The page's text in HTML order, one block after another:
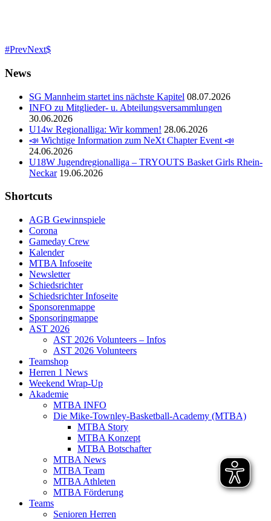
PrevNext
News
SG Mannheim startet ins nächste Kapitel 08.07.2026
INFO zu Mitglieder- u. Abteilungsversammlungen
30.06.2026
U14w Regionalliga: Wir kommen! 28.06.2026
📣 Wichtige Information zum NeXt Chapter Event 📣
24.06.2026
U18W Jugendregionalliga – TRYOUTS Basket Girls Rhein-
Neckar 19.06.2026
Shortcuts
AGB Gewinnspiele
Corona
Gameday Crew
Kalender
MTBA Infoseite
Newsletter
Schiedsrichter
Schiedsrichter Infoseite
Sponsorenmappe
Sponsoringmappe
AST 2026
AST 2026 Volunteers – Infos
AST 2026 Volunteers
Teamshop
Herren 1 News
Weekend Wrap-Up
Akademie
MTBA INFO
Die Mike-Townley-Basketball-Academy (MTBA)
MTBA Story
MTBA Konzept
MTBA Botschafter
MTBA News
MTBA Team
MTBA Athleten
MTBA Förderung
Teams
Senioren Herren